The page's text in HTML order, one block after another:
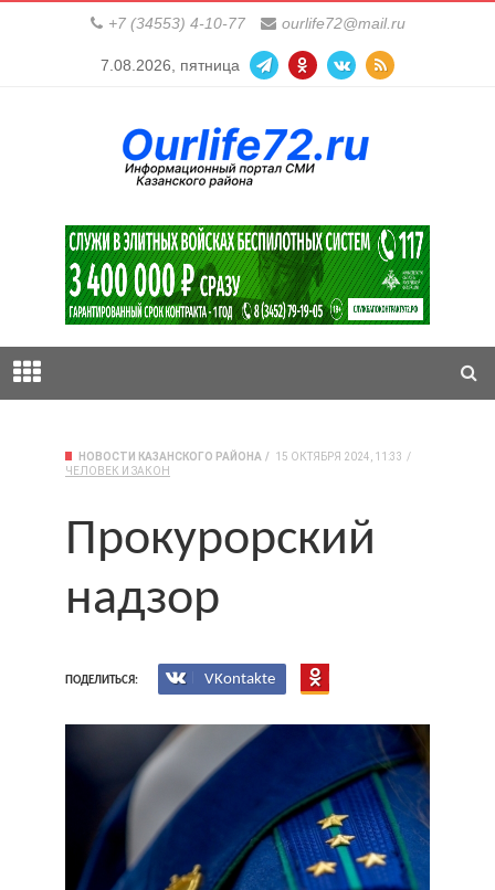
+7 (34553) 4-10-77 ourlife72@mail.ru
7.08.2026, пятница
НОВОСТИ КАЗАНСКОГО РАЙОНА
15 ОКТЯБРЯ 2024, 11:33
ЧЕЛОВЕК И ЗАКОН
Прокурорский
надзор
ПОДЕЛИТЬСЯ: VKontakte